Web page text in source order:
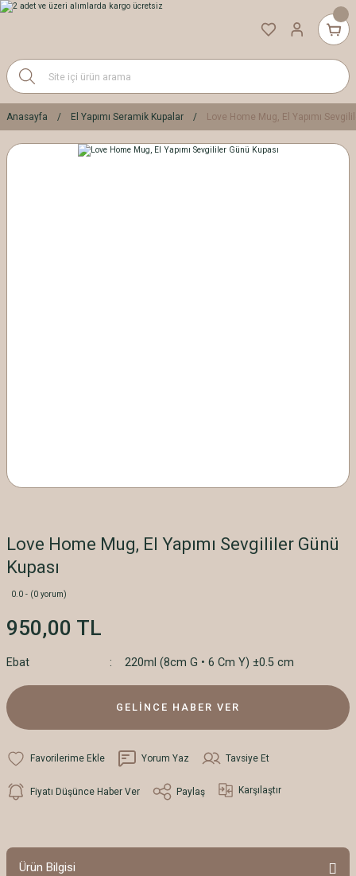
Anasayfa El Yapımı Seramik Kupalar Love Home Mug, El Yapımı
Love Home Mug, El Yapımı Sevgililer Günü
Kupası
0.0 - (0 yorum)
950,00 TL
Ebat 220ml (8cm G • 6 Cm Y) ±0.5 cm
GELİNCE HABER VER
Yorum Yaz Tavsiye Et
Fiyatı Düşünce Haber Ver Paylaş Karşılaştır
Ürün Bilgisi